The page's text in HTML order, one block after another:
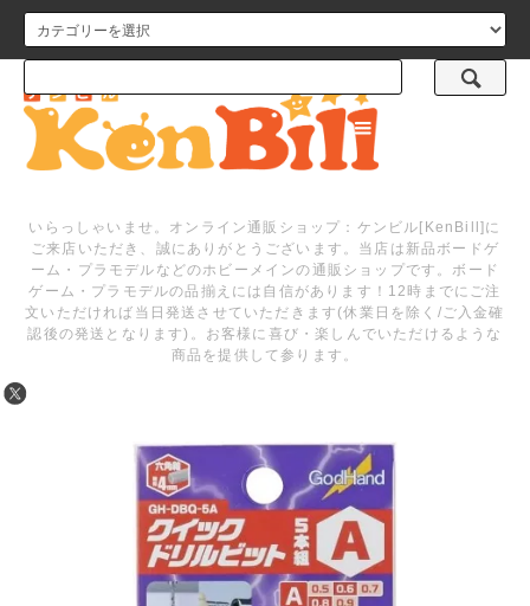
メニュー
いらっしゃいませ。オンライン通販ショップ：ケンビル[KenBill]に
ご来店いただき、誠にありがとうございます。当店は新品ボードゲ
ーム・プラモデルなどのホビーメインの通販ショップです。ボード
ゲーム・プラモデルの品揃えには自信があります！12時までにご注
文いただければ当日発送させていただきます(休業日を除く/ご入金確
認後の発送となります)。お客様に喜び・楽しんでいただけるような
商品を提供して参ります。